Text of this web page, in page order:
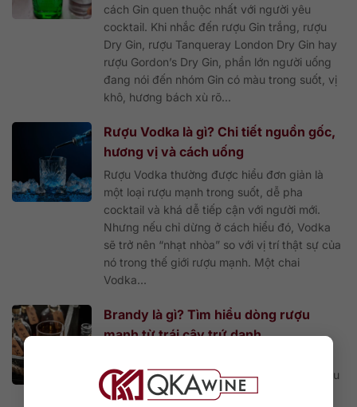
cách Gin quen thuộc nhất với người yêu
cocktail. Khi nhắc đến rượu Gin trắng, rượu
Dry Gin, rượu Tanqueray London Dry Gin hay
rượu Gordon’s Dry Gin, phần lớn người uống
đang nói đến nhóm Gin có màu trong suốt, vị
khô, hương bách xù rõ...
Rượu Vodka là gì? Chi tiết nguồn gốc,
hương vị và cách uống
Rượu Vodka thường được hiểu đơn giản là
một loại rượu mạnh trong suốt, dễ pha
cocktail và khá dễ tiếp cận với người mới.
Nhưng nếu chỉ dừng ở cách hiểu đó, Vodka
sẽ trở nên “nhạt nhòa” so với vị trí thật sự của
nó trong thế giới rượu mạnh. Một chai
Vodka...
Brandy là gì? Tìm hiểu dòng rượu
mạnh từ trái cây trứ danh
bạn bắt đầu tìm hiểu sâu hơn về thế giới rượu
mạnh. Nhiều người nghe đến Cognac,